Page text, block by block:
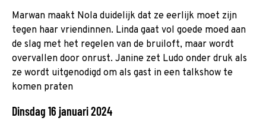
Marwan maakt Nola duidelijk dat ze eerlijk moet zijn
tegen haar vriendinnen. Linda gaat vol goede moed aan
de slag met het regelen van de bruiloft, maar wordt
overvallen door onrust. Janine zet Ludo onder druk als
ze wordt uitgenodigd om als gast in een talkshow te
komen praten
Dinsdag 16 januari 2024